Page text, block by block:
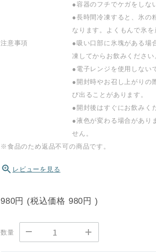
注意事項
●容器のフチでケガをしな
●長時間冷凍すると、氷の
なります。よくもんで氷を
●吸い口部に氷塊がある場
凍してからお飲みください
●電子レンジを使用しない
●開封時やお召し上がりの
び出ることがあります。
●開封後はすぐにお飲みく
●液色が変わる場合があり
せん。
※食品のため返品不可の商品です。
レビューを見る
980円 (税込価格 980円 )
数量